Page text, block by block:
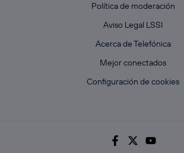
Política de moderación
Aviso Legal LSSI
Acerca de Telefónica
Mejor conectados
Configuración de cookies